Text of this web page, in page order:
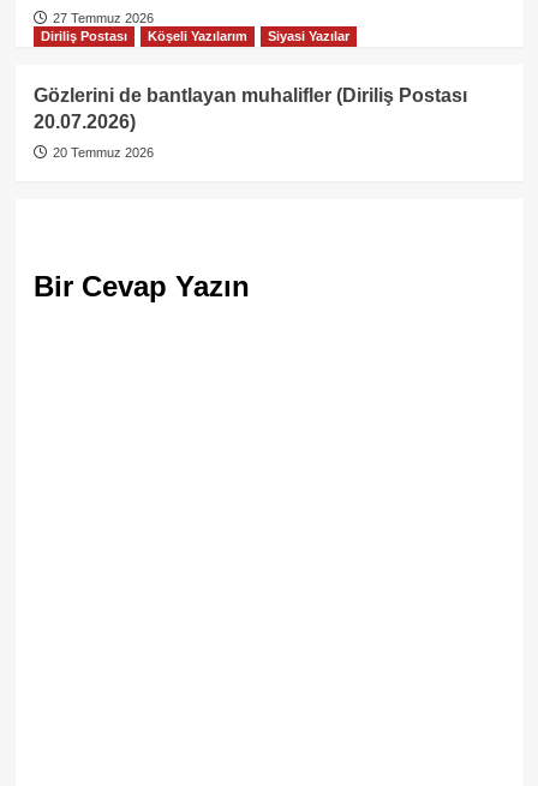
27 Temmuz 2026
Diriliş Postası
Köşeli Yazılarım Siyasi Yazılar
Gözlerini de bantlayan muhalifler (Diriliş Postası
20.07.2026)
20 Temmuz 2026
Bir Cevap Yazın